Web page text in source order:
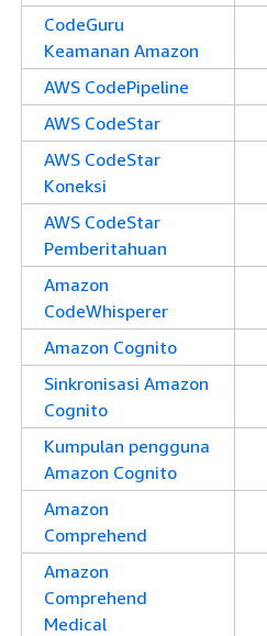
CodeGuru
Keamanan Amazon
AWS CodePipeline
AWS CodeStar
AWS CodeStar
Koneksi
AWS CodeStar
Pemberitahuan
Amazon
CodeWhisperer
Amazon Cognito
Sinkronisasi Amazon
Cognito
Kumpulan pengguna
Amazon Cognito
Amazon
Comprehend
Amazon
Comprehend
Medical